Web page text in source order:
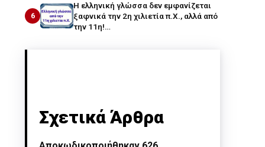
6
Η ελληνική γλώσσα δεν εμφανίζεται
ξαφνικά την 2η χιλιετία π.Χ., αλλά από
την 11η!…
Σχετικά Άρθρα